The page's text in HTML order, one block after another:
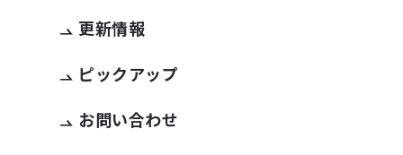
更新情報
ピックアップ
お問い合わせ